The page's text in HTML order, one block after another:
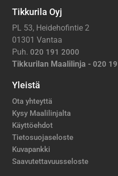
Tikkurila Oyj
PL 53, Heidehofintie 2
01301 Vantaa
Puh. 020 191 2000
Tikkurilan Maalilinja - 020
Yleistä
Ota yhteyttä
Kysy Maalilinjalta
Käyttöehdot
Tietosuojaseloste
Kuvapankki
Saavutettavuusseloste